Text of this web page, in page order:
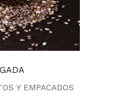
Y EMPACADOS